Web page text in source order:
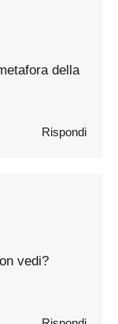
della
Rispondi
vedi?